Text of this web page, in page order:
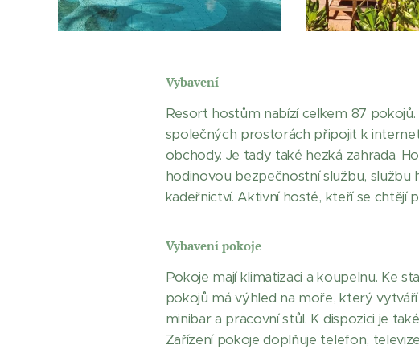
Vybavení
Resort hostům nabízí celkem 87
společných prostorách připojit k
obchody. Je tady také hezká zahrada.
hodinovou bezpečnostní službu, službu
kadeřnictví. Aktivní hosté, kteří se chtějí
Vybavení pokoje
Pokoje mají klimatizaci a koupelnu. Ke
pokojů má výhled na moře, který
minibar a pracovní stůl. K dispozici je
Zařízení pokoje doplňuje telefon,